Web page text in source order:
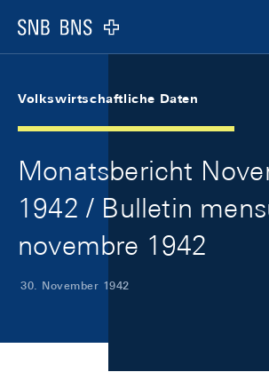
Logo
Volkswirtschaftliche Daten
Monatsbericht
1942 / Bulletin
novembre 1942
30. November 1942